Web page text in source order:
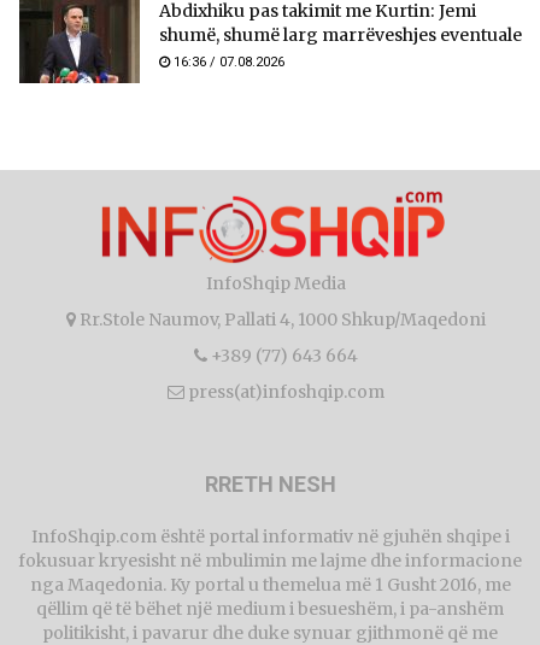
Abdixhiku pas takimit me Kurtin: Jemi
shumë, shumë larg marrëveshjes eventuale
16:36 / 07.08.2026
InfoShqip Media
Rr.Stole Naumov, Pallati 4, 1000 Shkup/Maqedoni
+389 (77) 643 664
press(at)infoshqip.com
RRETH NESH
InfoShqip.com është portal informativ në gjuhën shqipe i
fokusuar kryesisht në mbulimin me lajme dhe informacione
nga Maqedonia. Ky portal u themelua më 1 Gusht 2016, me
qëllim që të bëhet një medium i besueshëm, i pa-anshëm
politikisht, i pavarur dhe duke synuar gjithmonë që me